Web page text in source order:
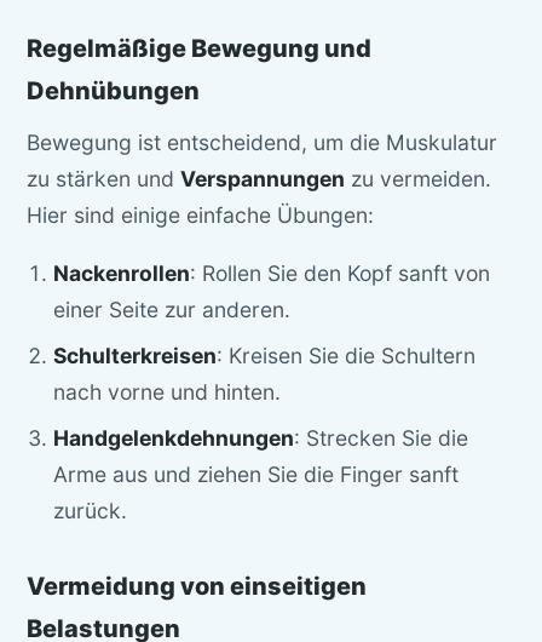
Regelmäßige Bewegung und
Dehnübungen
Bewegung ist entscheidend, um die Muskulatur
zu stärken und Verspannungen zu vermeiden.
Hier sind einige einfache Übungen:
Nackenrollen: Rollen Sie den Kopf sanft von
einer Seite zur anderen.
Schulterkreisen: Kreisen Sie die Schultern
nach vorne und hinten.
Handgelenkdehnungen: Strecken Sie die
Arme aus und ziehen Sie die Finger sanft
zurück.
Vermeidung von einseitigen
Belastungen